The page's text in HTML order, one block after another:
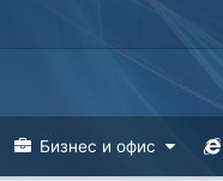
Бизнес и офис